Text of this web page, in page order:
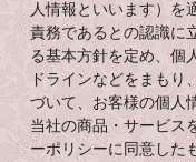
人情報といいます）を
責務であるとの認識に
る基本方針を定め、個
ドラインなどをまもり
づいて、お客様の個人
当社の商品・サービス
ーポリシーに同意した